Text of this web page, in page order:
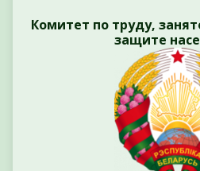
Комитет по труду,
защите